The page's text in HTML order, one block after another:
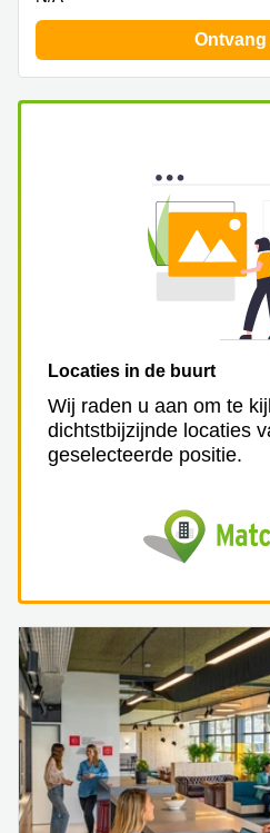
Locaties in de buurt
Wij raden u aan om te
dichtstbijzijnde locaties
geselecteerde positie.